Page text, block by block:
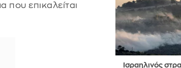
που επικαλείται
Ισραηλινός